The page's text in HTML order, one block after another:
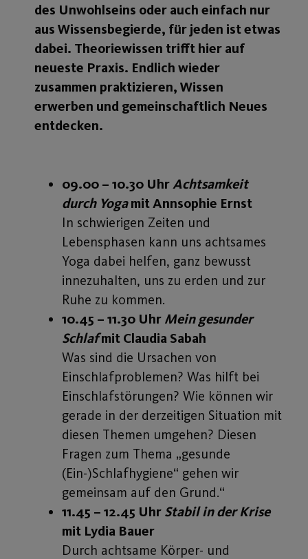
des Unwohlseins oder auch einfach nur
aus Wissensbegierde, für jeden ist etwas
dabei. Theoriewissen trifft hier auf
neueste Praxis. Endlich wieder
zusammen praktizieren, Wissen
erwerben und gemeinschaftlich Neues
entdecken.
09.00 – 10.30 Uhr Achtsamkeit
durch Yogamit Annsophie Ernst
In schwierigen Zeiten und
Lebensphasen kann uns achtsames
Yoga dabei helfen, ganz bewusst
innezuhalten, uns zu erden und zur
Ruhe zu kommen.
10.45 – 11.30 Uhr Mein gesunder
Schlafmit Claudia Sabah
Was sind die Ursachen von
Einschlafproblemen? Was hilft bei
Einschlafstörungen? Wie können wir
gerade in der derzeitigen Situation mit
diesen Themen umgehen? Diesen
Fragen zum Thema „gesunde
(Ein-)Schlafhygiene“ gehen wir
gemeinsam auf den Grund.“
11.45 – 12.45 Uhr Stabil in der Krise
mit Lydia Bauer
Durch achtsame Körper- und